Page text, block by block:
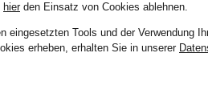
hierden Einsatz von Cookies ablehnen.
eingesetzten Tools und der Verwendung
erheben, erhalten Sie in unserer